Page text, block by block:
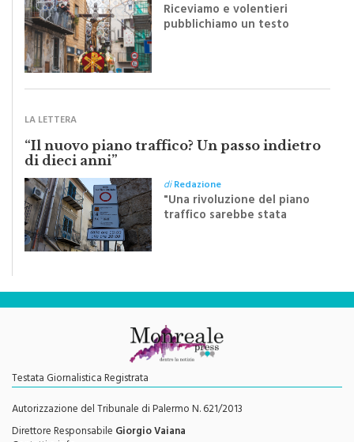
diRedazione
Riceviamo e volentieri
Sapienza all'indomani della
LA LETTERA
“Il nuovo piano traffico? Un passo indietro
di dieci anni”
diRedazione
"Una rivoluzione del piano
Testata Giornalistica Registrata
Autorizzazione del Tribunale di Palermo N. 621/2013